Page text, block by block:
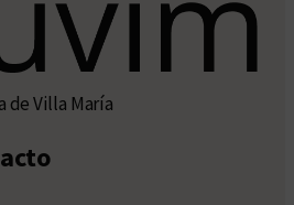
de Villa María